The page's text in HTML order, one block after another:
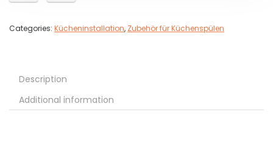
Categories: Kücheninstallation, Zubehör für Küchenspülen
Description
Additional information